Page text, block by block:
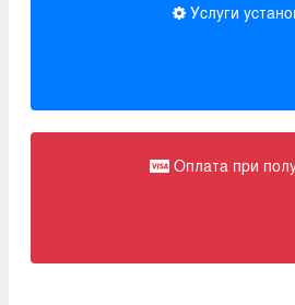
Услуги
Оплата при